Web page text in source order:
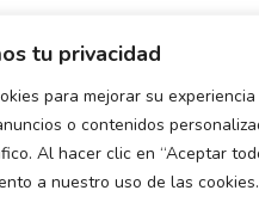
tu privacidad
para mejorar su
o contenidos
Al hacer clic en “Aceptar
a nuestro uso de las cookies.
envío y devoluciones
Aviso legal